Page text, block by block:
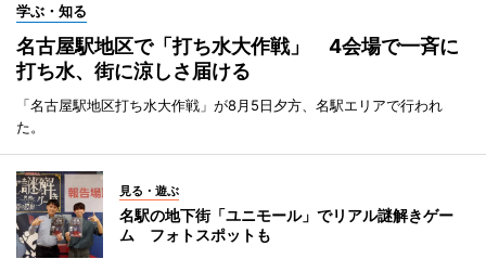
学ぶ・知る
名古屋駅地区で「打ち水大作戦」 4会場で一斉に
打ち水、街に涼しさ届ける
「名古屋駅地区打ち水大作戦」が8月5日夕方、名駅エリアで行われ
た。
見る・遊ぶ
名駅の地下街「ユニモール」でリアル謎解きゲー
ム フォトスポットも